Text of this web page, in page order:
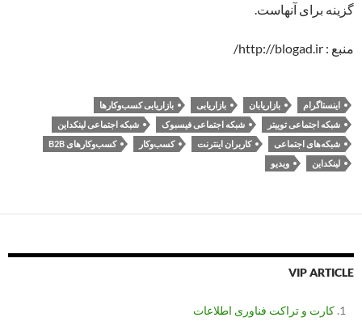
گزینه برای آنهاست.
منبع : http://blogad.ir/
اینستاگرام بازاریابان بازاریابی
بازاریابی کسب‌‌وکارها
شبکه اجتماعی توییتر
شبکه اجتماعی فیسبوک
شبکه اجتماعی لینکداین
شبکه‌های اجتماعی
کاربران اینترنت کسب‌وکار
کسب‌وکارهای B2B
لینکداین
ویدیو
VIP ARTICLE
کارت و تراکت فناوری اطلاعات